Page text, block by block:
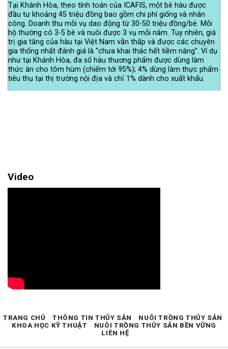
Tại Khánh Hòa, theo tính toán của ICAFIS, một bè hàu được
đầu tư khoảng 45 triệu đồng bao gồm chi phí giống và nhân
công. Doanh thu mỗi vụ dao động từ 30-50 triệu đồng/bè. Mỗi
hộ thường có 3-5 bè và nuôi được 3 vụ mỗi năm. Tuy nhiên, giá
trị gia tăng của hàu tại Việt Nam vẫn thấp và được các chuyên
gia thống nhất đánh giá là “chưa khai thác hết tiềm năng”. Ví dụ
như tại Khánh Hòa, đa số hàu thương phẩm được dùng làm
thức ăn cho tôm hùm (chiếm tới 95%); 4% dùng làm thực phẩm
tiêu thụ tại thị trường nội địa và chỉ 1% dành cho xuất khẩu.
Video
TRANG CHỦ THÔNG TIN THỦY SẢN
NUÔI TRỒNG THỦY SẢN
KHOA HỌC KỸ THUẬT
NUÔI TRỒNG THỦY SẢN BỀN VỮNG
LIÊN HỆ